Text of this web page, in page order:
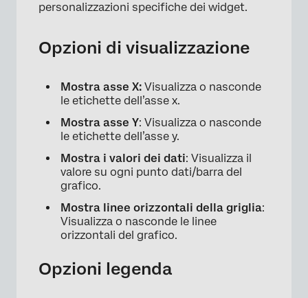
personalizzazioni specifiche dei widget.
Opzioni di visualizzazione
Mostra asse X: Visualizza o nasconde
le etichette dell’asse x.
Mostra asse Y: Visualizza o nasconde
le etichette dell’asse y.
Mostra i valori dei dati: Visualizza il
valore su ogni punto dati/barra del
grafico.
Mostra linee orizzontali della griglia:
Visualizza o nasconde le linee
orizzontali del grafico.
Opzioni legenda